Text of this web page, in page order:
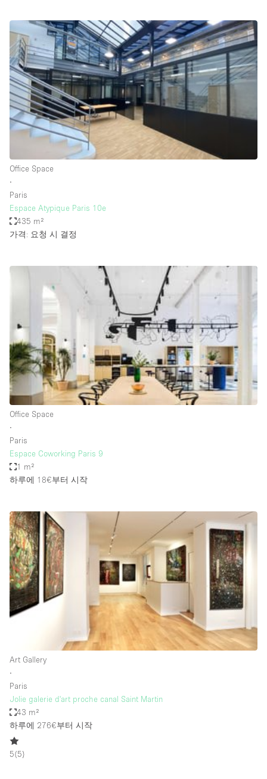
Boutique / Shop
Conference Room
Container
Creative Space
Event Space
Fair / Festival
Hall
Mansion / House
Meeting Space
Other
Photo / Filming Studio
Restaurant / Bar / Cafe
Rooftop
Salon
Shop Share
Stall / Market Stall
Truck
Warehouse
Air Conditioning
Animals Friendly
Bar
Bathroom
Car Display
Counters
Elevator
Fitting Rooms
Office Space
∙
Paris
Espace Atypique Paris 10e
435 m²
가격: 요청 시 결정
Office Space
∙
Paris
Espace Coworking Paris 9
1 m²
하루에 18€부터 시작
Art Gallery
∙
Paris
Jolie galerie d'art proche canal Saint Martin
43 m²
하루에 276€부터 시작
5(5)